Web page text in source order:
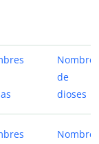
Nombres
de
dioses
Nombres